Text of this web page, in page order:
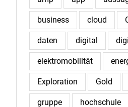
business cloud
daten digital
elektromobilität
Exploration Gold
gruppe hochschule